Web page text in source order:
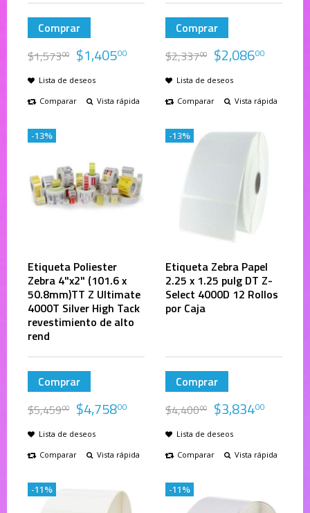
Comprar
$1,57300 $1,40500
Lista de deseos
Comparar
Vista rápida
Comprar
$2,33700 $2,08600
Lista de deseos
Comparar
Vista rápida
Etiqueta Poliester
Zebra 4"x2" (101.6 x
50.8mm)TT Z Ultimate
4000T Silver High Tack
revestimiento de alto
rend
Comprar
$5,45900 $4,75800
Lista de deseos
Comparar
Vista rápida
-13%
Etiqueta Zebra Papel
2.25 x 1.25 pulg DT Z-
Select 4000D 12 Rollos
por Caja
Comprar
$4,40000 $3,83400
Lista de deseos
Comparar
Vista rápida
-13%
-11% -11%